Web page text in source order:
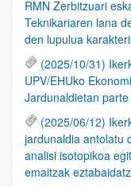
RMN Zerbitzuari
Teknikariaren lana
den lupulua
(2025/10/31)
UPV/EHUko
Jardunaldietan
(2025/06/12)
jardunaldia antolatu
analisi isotopikoa
emaitzak